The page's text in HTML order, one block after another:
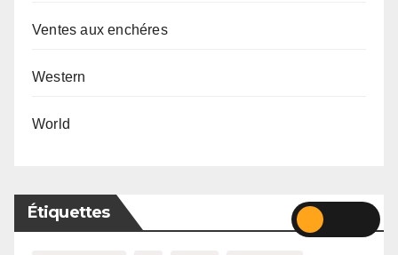
Ventes aux enchéres
Western
World
Étiquettes